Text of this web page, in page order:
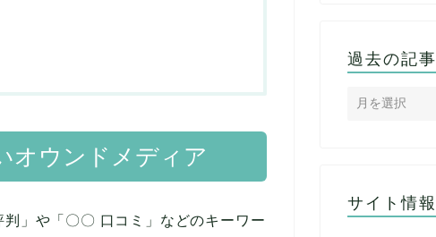
オウンドメディア
」や「〇〇 口コミ」などのキーワー
過去の記事
サイト情報